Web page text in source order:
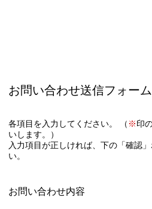
お問い合わせ送信フォーム
各項目を入力してください。 （ ※印
いします。）
入力項目が正しければ、下の「確認
い。
お問い合わせ内容